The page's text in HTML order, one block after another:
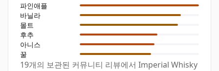
파인애플
바닐라
몰트
후추
아니스
꿀
19개의 보관된 커뮤니티 리뷰에서 Imperial Whisky